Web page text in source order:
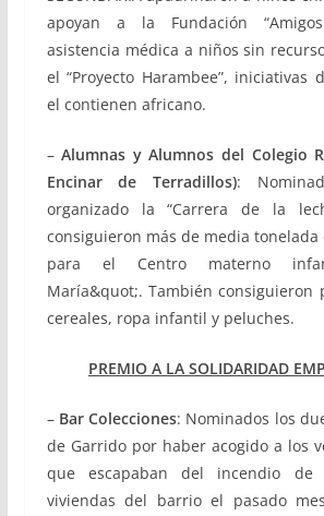
apoyan a la Fundación
asistencia médica a niños sin
el “Proyecto Harambee”, iniciativas
el contienen africano.
–Alumnas y Alumnos del Colegio
Encinar de Terradillos):
organizado la “Carrera de la
consiguieron más de media
para el Centro materno
María&quot;. También consiguieron
cereales, ropa infantil y peluches.
PREMIO A LA SOLIDARIDAD
– Bar Colecciones: Nominados los
de Garrido por haber acogido a los
que escapaban del incendio
viviendas del barrio el pasado